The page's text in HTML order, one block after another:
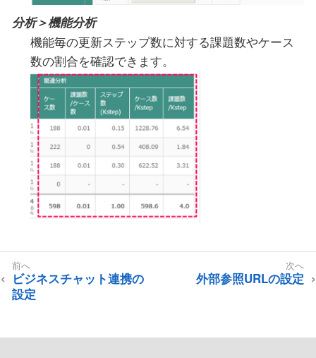
分析＞機能分析
機能毎の更新ステップ数に対する課題数やケース
数の割合を確認できます。
ビジネスチャット連携の
設定
外部参照URLの設定